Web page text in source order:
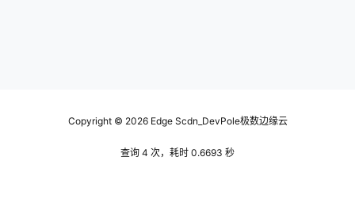
Copyright © 2026Edge Scdn_DevPole极数边缘云
查询 4 次，耗时 0.6693 秒